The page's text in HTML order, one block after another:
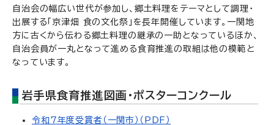
自治会の幅広い世代が参加し、郷土料理をテーマとして調理・
出展する「京津畑 食の文化祭」を長年開催しています。一関地
方に古くから伝わる郷土料理の継承の一助となっているほか、
自治会員が一丸となって進める食育推進の取組は他の模範と
なっています。
岩手県食育推進図画・ポスターコンクール
令和7年度受賞者（一関市）（PDF）